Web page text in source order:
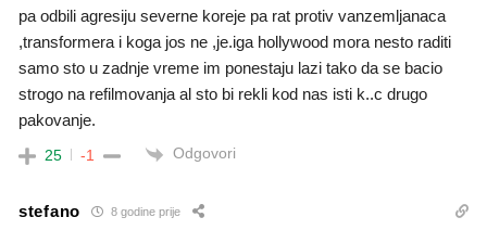
pa odbili agresiju severne koreje pa rat protiv vanzemljanaca
,transformera i koga jos ne ,je.iga hollywood mora nesto raditi
samo sto u zadnje vreme im ponestaju lazi tako da se bacio
strogo na refilmovanja al sto bi rekli kod nas isti k..c drugo
pakovanje.
25 -1 Odgovori
stefano 8 godine prije